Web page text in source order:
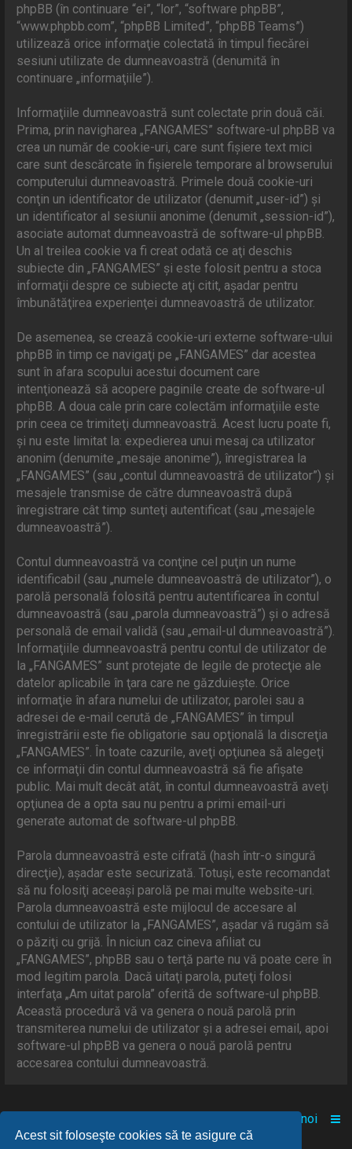
Acest sit foloseşte cookies să te asigure că
phpBB (în continuare “ei”, “lor”, “software phpBB”,
“www.phpbb.com”, “phpBB Limited”, “phpBB Teams”)
utilizează orice informaţie colectată în timpul fiecărei
sesiuni utilizate de dumneavoastră (denumită în
continuare „informaţiile”).
Informaţiile dumneavoastră sunt colectate prin două căi.
Prima, prin navigharea „FANGAMES” software-ul phpBB va
crea un număr de cookie-uri, care sunt fişiere text mici
care sunt descărcate în fişierele temporare al browserului
computerului dumneavoastră. Primele două cookie-uri
conţin un identificator de utilizator (denumit „user-id”) şi
un identificator al sesiunii anonime (denumit „session-id”),
asociate automat dumneavoastră de software-ul phpBB.
Un al treilea cookie va fi creat odată ce aţi deschis
subiecte din „FANGAMES” şi este folosit pentru a stoca
informaţii despre ce subiecte aţi citit, aşadar pentru
îmbunătăţirea experienţei dumneavoastră de utilizator.
De asemenea, se crează cookie-uri externe software-ului
phpBB în timp ce navigaţi pe „FANGAMES” dar acestea
sunt în afara scopului acestui document care
intenţionează să acopere paginile create de software-ul
phpBB. A doua cale prin care colectăm informaţiile este
prin ceea ce trimiteţi dumneavoastră. Acest lucru poate fi,
şi nu este limitat la: expedierea unui mesaj ca utilizator
anonim (denumite „mesaje anonime”), înregistrarea la
„FANGAMES” (sau „contul dumneavoastră de utilizator”) şi
mesajele transmise de către dumneavoastră după
înregistrare cât timp sunteţi autentificat (sau „mesajele
dumneavoastră”).
Contul dumneavoastră va conţine cel puţin un nume
identificabil (sau „numele dumneavoastră de utilizator”), o
parolă personală folosită pentru autentificarea în contul
dumneavoastră (sau „parola dumneavoastră”) şi o adresă
personală de email validă (sau „email-ul dumneavoastră”).
Informaţiile dumneavoastră pentru contul de utilizator de
la „FANGAMES” sunt protejate de legile de protecţie ale
datelor aplicabile în ţara care ne găzduieşte. Orice
informaţie în afara numelui de utilizator, parolei sau a
adresei de e-mail cerută de „FANGAMES” în timpul
înregistrării este fie obligatorie sau opţională la discreţia
„FANGAMES”. În toate cazurile, aveţi opţiunea să alegeţi
ce informaţii din contul dumneavoastră să fie afişate
public. Mai mult decât atât, în contul dumneavoastră aveţi
opţiunea de a opta sau nu pentru a primi email-uri
generate automat de software-ul phpBB.
Parola dumneavoastră este cifrată (hash într-o singură
direcţie), aşadar este securizată. Totuşi, este recomandat
să nu folosiţi aceeaşi parolă pe mai multe website-uri.
Parola dumneavoastră este mijlocul de accesare al
contului de utilizator la „FANGAMES”, aşadar vă rugăm să
o păziţi cu grijă. În niciun caz cineva afiliat cu
„FANGAMES”, phpBB sau o terţă parte nu vă poate cere în
mod legitim parola. Dacă uitaţi parola, puteţi folosi
interfaţa „Am uitat parola” oferită de software-ul phpBB.
Această procedură vă va genera o nouă parolă prin
transmiterea numelui de utilizator şi a adresei email, apoi
software-ul phpBB va genera o nouă parolă pentru
accesarea contului dumneavoastră.
Despre noi